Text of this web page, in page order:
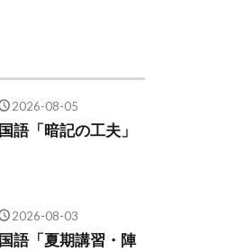
2026-08-05
国語「暗記の工夫」
2026-08-03
国語「夏期講習・陣